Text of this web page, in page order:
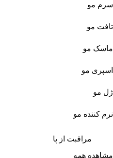
سرم مو
تافت مو
ماسک مو
اسپری مو
ژل مو
نرم کننده مو
مراقبت از پا
مشاهده همه